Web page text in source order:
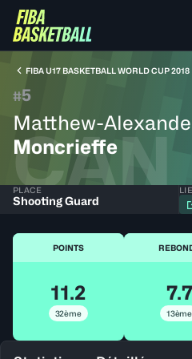
FIBA U17 BASKETBALL WORLD CUP 2018
#5
Matthew-
Moncrieffe
CAN
PLACE
Shooting Guard
POINTS
11.2
32ème
7.7
13ème